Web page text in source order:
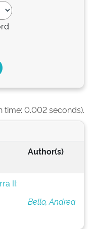
time: 0.002 seconds).
Author(s)
II:
Bello, Andrea